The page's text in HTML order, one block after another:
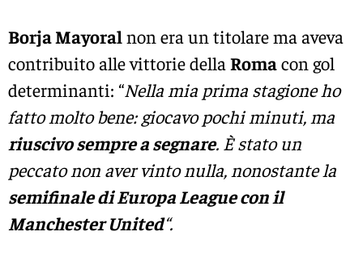
Borja Mayoral non era un titolare ma aveva
contribuito alle vittorie della Roma con gol
determinanti: “Nella mia prima stagione ho
fatto molto bene: giocavo pochi minuti, ma
riuscivo sempre a segnare. È stato un
peccato non aver vinto nulla, nonostante la
semifinale di Europa League con il
Manchester United“.